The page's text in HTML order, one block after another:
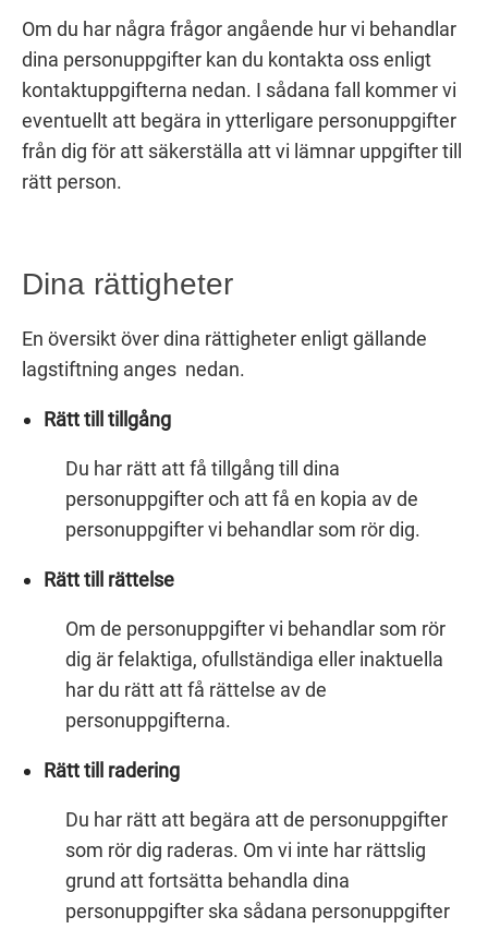
Om du har några frågor angående hur vi behandlar
dina personuppgifter kan du kontakta oss enligt
kontaktuppgifterna nedan. I sådana fall kommer vi
eventuellt att begära in ytterligare personuppgifter
från dig för att säkerställa att vi lämnar uppgifter till
rätt person.
Dina rättigheter
En översikt över dina rättigheter enligt gällande
lagstiftning anges nedan.
Rätt till tillgång
Du har rätt att få tillgång till dina
personuppgifter och att få en kopia av de
personuppgifter vi behandlar som rör dig.
Rätt till rättelse
Om de personuppgifter vi behandlar som rör
dig är felaktiga, ofullständiga eller inaktuella
har du rätt att få rättelse av de
personuppgifterna.
Rätt till radering
Du har rätt att begära att de personuppgifter
som rör dig raderas. Om vi inte har rättslig
grund att fortsätta behandla dina
personuppgifter ska sådana personuppgifter